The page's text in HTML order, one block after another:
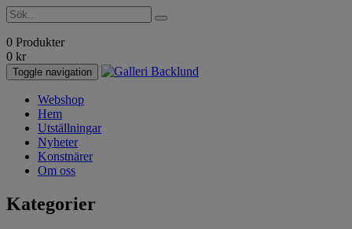
0 Produkter
0 kr
Toggle navigation
Webshop
Hem
Utställningar
Nyheter
Konstnärer
Om oss
Kategorier